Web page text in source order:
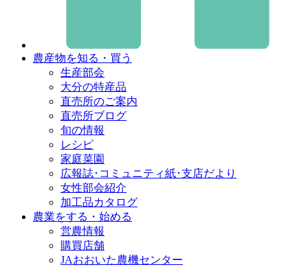
農産物を知る・買う
生産部会
大分の特産品
直売所のご案内
直売所ブログ
旬の情報
レシピ
家庭菜園
広報誌･コミュニティ紙･支店だより
女性部会紹介
加工品カタログ
農業をする・始める
営農情報
購買店舗
JAおおいた農機センター